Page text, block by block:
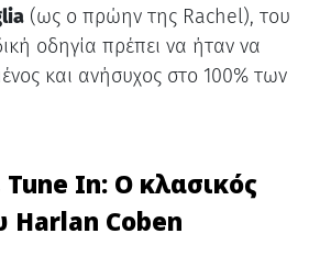
(ως ο πρώην της Rachel), του
οδηγία πρέπει να ήταν να
και ανήσυχος στο 100% των
In: Ο κλασικός
Harlan Coben